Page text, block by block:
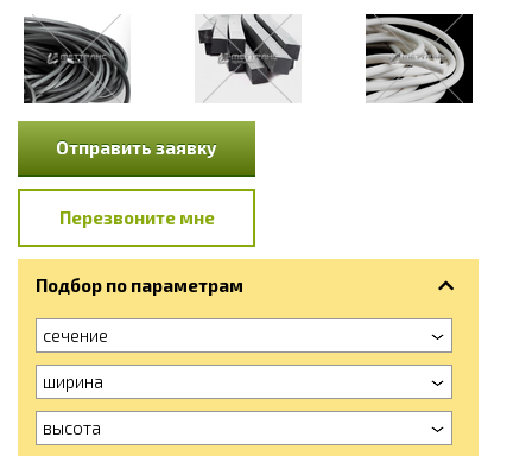
Отправить заявку
Перезвоните мне
Подбор по параметрам
сечение
ширина
высота